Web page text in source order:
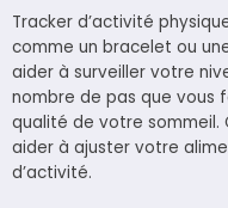
Tracker d’activité
comme un bracelet ou
aider à surveiller votre
nombre de pas que vous
qualité de votre sommeil.
aider à ajuster votre
d’activité.